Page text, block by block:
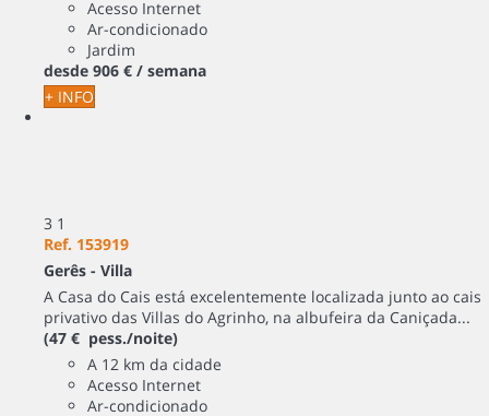
Acesso Internet
Ar-condicionado
Jardim
desde 906 € / semana
+ INFO
3 1
Ref. 153919
Gerês - Villa
A Casa do Cais está excelentemente localizada junto ao cais
privativo das Villas do Agrinho, na albufeira da Caniçada...
(47 € pess./noite)
A 12 km da cidade
Acesso Internet
Ar-condicionado